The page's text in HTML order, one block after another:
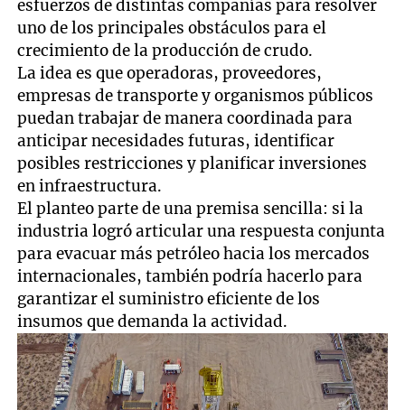
esfuerzos de distintas compañías para resolver
uno de los principales obstáculos para el
crecimiento de la producción de crudo.
La idea es que operadoras, proveedores,
empresas de transporte y organismos públicos
puedan trabajar de manera coordinada para
anticipar necesidades futuras, identificar
posibles restricciones y planificar inversiones
en infraestructura.
El planteo parte de una premisa sencilla: si la
industria logró articular una respuesta conjunta
para evacuar más petróleo hacia los mercados
internacionales, también podría hacerlo para
garantizar el suministro eficiente de los
insumos que demanda la actividad.